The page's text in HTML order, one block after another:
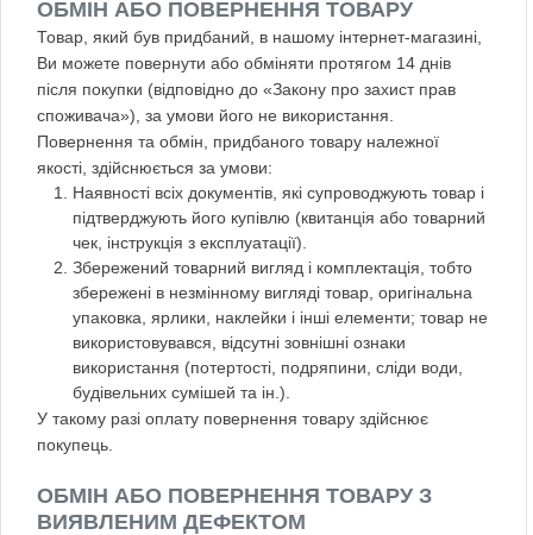
ОБМІН АБО ПОВЕРНЕННЯ ТОВАРУ
Товар, який був придбаний, в нашому інтернет-магазині,
Ви можете повернути або обміняти протягом 14 днів
після покупки (відповідно до «Закону про захист прав
споживача»), за умови його не використання.
Повернення та обмін, придбаного товару належної
якості, здійснюється за умови:
Наявності всіх документів, які супроводжують товар і
підтверджують його купівлю (квитанція або товарний
чек, інструкція з експлуатації).
Збережений товарний вигляд і комплектація, тобто
збережені в незмінному вигляді товар, оригінальна
упаковка, ярлики, наклейки і інші елементи; товар не
використовувався, відсутні зовнішні ознаки
використання (потертості, подряпини, сліди води,
будівельних сумішей та ін.).
У такому разі оплату повернення товару здійснює
покупець.
ОБМІН АБО ПОВЕРНЕННЯ ТОВАРУ З
ВИЯВЛЕНИМ ДЕФЕКТОМ